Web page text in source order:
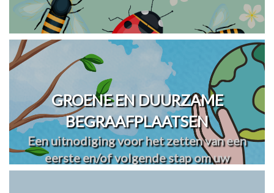
GROENE EN DUURZAME
BEGRAAFPLAATSEN
Een uitnodiging voor het zetten van een
eerste en/of volgende stap om uw
begraafplaats(en) te vergroenen en